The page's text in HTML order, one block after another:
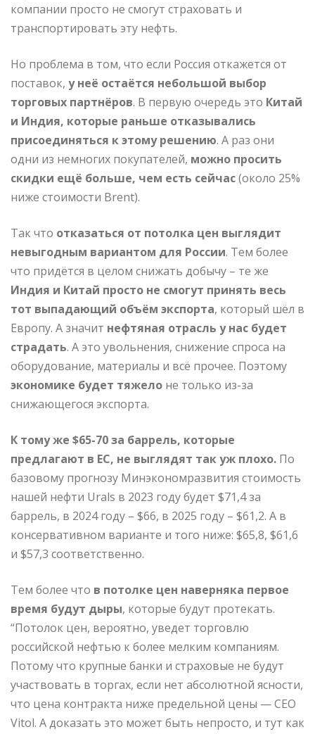
компании просто не смогут страховать и
транспортировать эту нефть.
Но проблема в том, что если Россия откажется от
поставок, у неё остаётся небольшой выбор
торговых партнёров. В первую очередь это Китай
и Индия, которые раньше отказывались
присоединяться к этому решению. А раз они
одни из немногих покупателей, можно просить
скидки ещё больше, чем есть сейчас(около 25%
ниже стоимости Brent).
Так что отказаться от потолка цен выглядит
невыгодным вариантом для России. Тем более
что придётся в целом снижать добычу – те же
Индия и Китай просто не смогут принять весь
тот выпадающий объём экспорта, который шёл в
Европу. А значит нефтяная отрасль у нас будет
страдать. А это увольнения, снижение спроса на
оборудование, материалы и всё прочее. Поэтому
экономике будет тяжело не только из-за
снижающегося экспорта.
К тому же $65-70 за баррель, которые
предлагают в ЕС, не выглядят так уж плохо. По
базовому прогнозу Минэкономразвития стоимость
нашей нефти Urals в 2023 году будет $71,4 за
баррель, в 2024 году – $66, в 2025 году – $61,2. А в
консервативном варианте и того ниже: $65,8, $61,6
и $57,3 соответственно.
Тем более что в потолке цен наверняка первое
время будут дыры, которые будут протекать.
“Потолок цен, вероятно, уведет торговлю
российской нефтью к более мелким компаниям.
Потому что крупные банки и страховые не будут
участвовать в торгах, если нет абсолютной ясности,
что цена контракта ниже предельной цены — CEO
Vitol. А доказать это может быть непросто, и тут как